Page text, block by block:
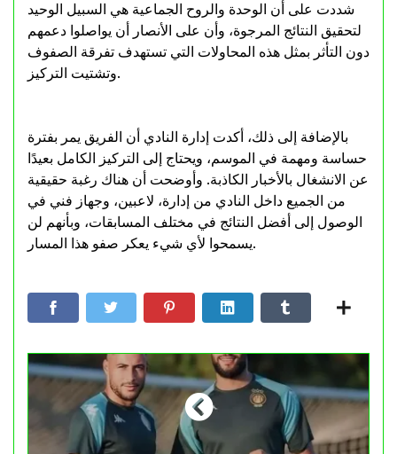
شددت على أن الوحدة والروح الجماعية هي السبيل الوحيد
لتحقيق النتائج المرجوة، وأن على الأنصار أن يواصلوا دعمهم
دون التأثر بمثل هذه المحاولات التي تستهدف تفرقة الصفوف
وتشتيت التركيز.
بالإضافة إلى ذلك، أكدت إدارة النادي أن الفريق يمر بفترة
حساسة ومهمة في الموسم، ويحتاج إلى التركيز الكامل بعيدًا
عن الانشغال بالأخبار الكاذبة. وأوضحت أن هناك رغبة حقيقية
من الجميع داخل النادي من إدارة، لاعبين، وجهاز فني في
الوصول إلى أفضل النتائج في مختلف المسابقات، وبأنهم لن
يسمحوا لأي شيء يعكر صفو هذا المسار.